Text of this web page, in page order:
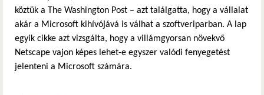
köztük a The Washington Post – azt találgatta, hogy a vállalat
akár a Microsoft kihívójává is válhat a szoftveriparban. A lap
egyik cikke azt vizsgálta, hogy a villámgyorsan növekvő
Netscape vajon képes lehet-e egyszer valódi fenyegetést
jelenteni a Microsoft számára.